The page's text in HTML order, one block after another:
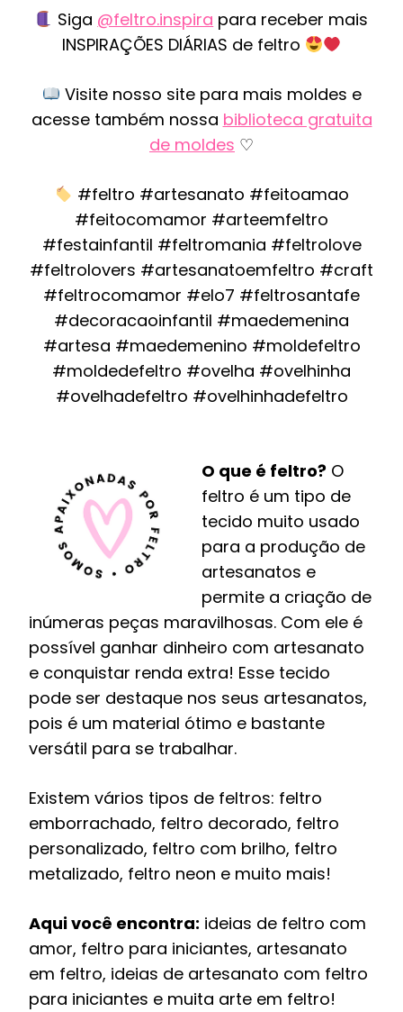
Siga @feltro.inspira para receber mais
INSPIRAÇÕES DIÁRIAS de feltro
Visite nosso site para mais moldes e
acesse também nossa biblioteca gratuita
de moldes ♡
#feltro #artesanato #feitoamao
#feitocomamor #arteemfeltro
#festainfantil #feltromania #feltrolove
#feltrolovers #artesanatoemfeltro #craft
#feltrocomamor #elo7 #feltrosantafe
#decoracaoinfantil #maedemenina
#artesa #maedemenino #moldefeltro
#moldedefeltro #ovelha #ovelhinha
#ovelhadefeltro #ovelhinhadefeltro
O que é feltro? O
feltro é um tipo de
tecido muito usado
para a produção de
artesanatos e
permite a criação de
inúmeras peças maravilhosas. Com ele é
possível ganhar dinheiro com artesanato
e conquistar renda extra! Esse tecido
pode ser destaque nos seus artesanatos,
pois é um material ótimo e bastante
versátil para se trabalhar.
Existem vários tipos de feltros: feltro
emborrachado, feltro decorado, feltro
personalizado, feltro com brilho, feltro
metalizado, feltro neon e muito mais!
Aqui você encontra: ideias de feltro com
amor, feltro para iniciantes, artesanato
em feltro, ideias de artesanato com feltro
para iniciantes e muita arte em feltro!